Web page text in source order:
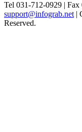
Tel 031-712-0929 |
support@infograb.net |
Reserved.